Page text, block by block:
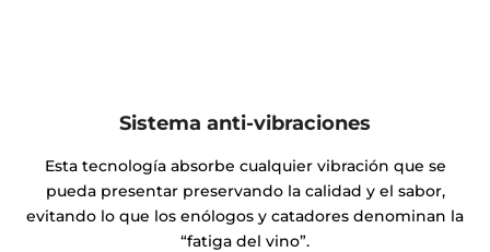
Sistema anti-vibraciones
Esta tecnología absorbe cualquier vibración que se
pueda presentar preservando la calidad y el sabor,
evitando lo que los enólogos y catadores denominan la
“fatiga del vino”.